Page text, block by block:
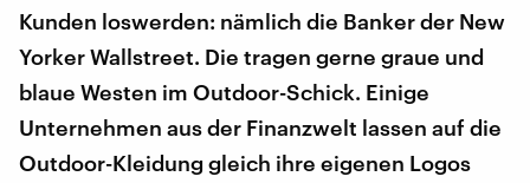
Kunden loswerden: nämlich die Banker der New
Yorker Wallstreet. Die tragen gerne graue und
blaue Westen im Outdoor-Schick. Einige
Unternehmen aus der Finanzwelt lassen auf die
Outdoor-Kleidung gleich ihre eigenen Logos